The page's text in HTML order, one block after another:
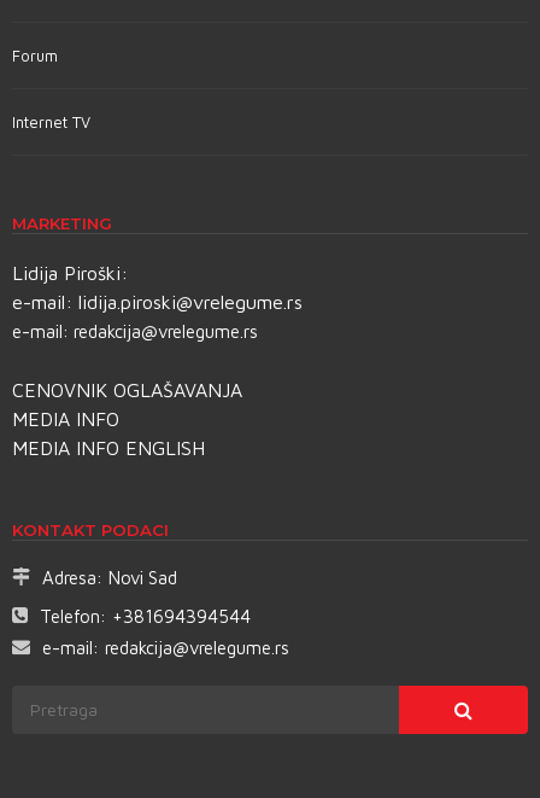
Forum
Internet TV
MARKETING
Lidija Piroški:
e-mail: lidija.piroski@vrelegume.rs
e-mail: redakcija@vrelegume.rs
CENOVNIK OGLAŠAVANJA
MEDIA INFO
MEDIA INFO ENGLISH
KONTAKT PODACI
Adresa: Novi Sad
Telefon: +381694394544
e-mail: redakcija@vrelegume.rs